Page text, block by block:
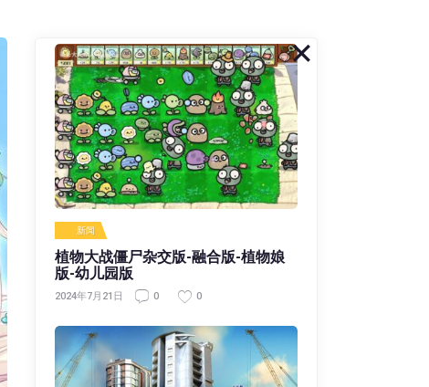
新闻
植物大战僵尸杂交版-融合版-植物娘
版-幼儿园版
2024年7月21日 0 0